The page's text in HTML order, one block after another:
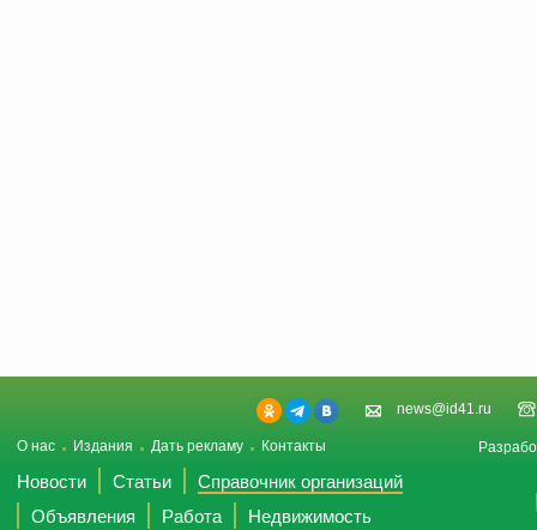
news@id41.ru
О нас Издания Дать рекламу Контакты
Новости Статьи
Справочник организаций
Объявления
Работа Недвижимость